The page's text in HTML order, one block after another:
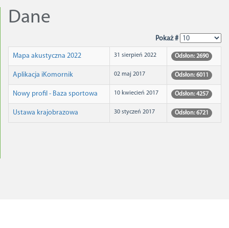
Dane
Pokaż #
Mapa akustyczna 2022 31 sierpień 2022 Odsłon: 2690
Aplikacja iKomornik 02 maj 2017 Odsłon: 6011
Nowy profil - Baza sportowa 10 kwiecień 2017 Odsłon: 4257
Ustawa krajobrazowa 30 styczeń 2017 Odsłon: 6721